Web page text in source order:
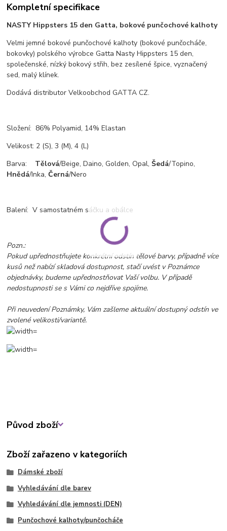
Kompletní specifikace
NASTY Hippsters 15 den Gatta, bokové punčochové kalhoty
Velmi jemné bokové punčochové kalhoty (bokové punčocháče,
bokovky) polského výrobce Gatta Nasty Hippsters 15 den,
společenské, nízký bokový střih, bez zesílené špice, vyznačený
sed, malý klínek.
Dodává distributor Velkoobchod GATTA CZ.
Složení: 86% Polyamid, 14% Elastan
Velikost: 2 (S), 3 (M), 4 (L)
Barva: Tělová/Beige, Daino, Golden, Opal,Šedá/Topino,
Hnědá/Inka,Černá/Nero
Balení: V samostatném sáčku a obálce
Pozn.:
Pokud upřednostňujete konkrétní odstín tělové barvy, případně více
kusů než nabízí skladová dostupnost, stačí uvést v Poznámce
objednávky, budeme upřednostňovat Vaší volbu. V případě
nedostupnosti se s Vámi co nejdříve spojíme.
Při neuvedení Poznámky, Vám zašleme aktuální dostupnýodstín ve
zvolené velikosti/variantě.
Původ zboží
Zboží zařazeno v kategoriích
Dámské zboží
Vyhledávání dle barev
Vyhledávání dle jemnosti (DEN)
Punčochové kalhoty/punčocháče